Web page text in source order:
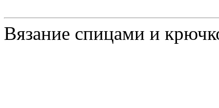
Вязание спицами и